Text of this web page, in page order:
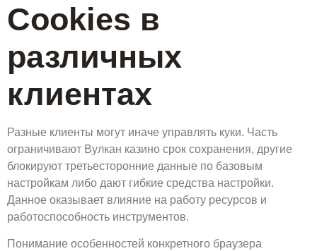
Cookies в
различных
клиентах
Разные клиенты могут иначе управлять куки. Часть
ограничивают Вулкан казино срок сохранения, другие
блокируют третьесторонние данные по базовым
настройкам либо дают гибкие средства настройки.
Данное оказывает влияние на работу ресурсов и
работоспособность инструментов.
Понимание особенностей конкретного браузера